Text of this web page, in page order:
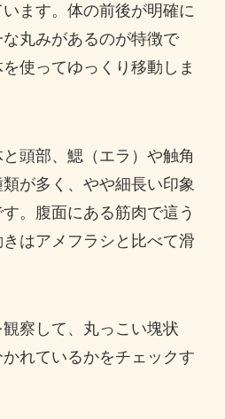
ます。体の前後が明確に
丸みがあるのが特徴で
使ってゆっくり移動しま
頭部、鰓（エラ）や触角
が多く、やや細長い印象
。腹面にある筋肉で這う
はアメフラシと比べて滑
察して、丸っこい塊状
れているかをチェックす